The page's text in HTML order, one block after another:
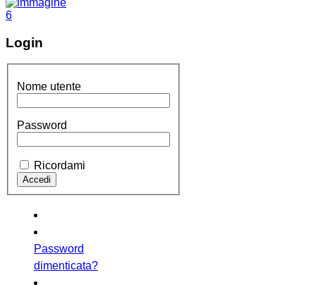
Login
Nome utente
Password
Ricordami
Password
dimenticata?